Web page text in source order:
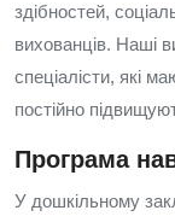
здібностей,
вихованців. Наші
спеціалісти, які
постійно
Програма
У дошкільному